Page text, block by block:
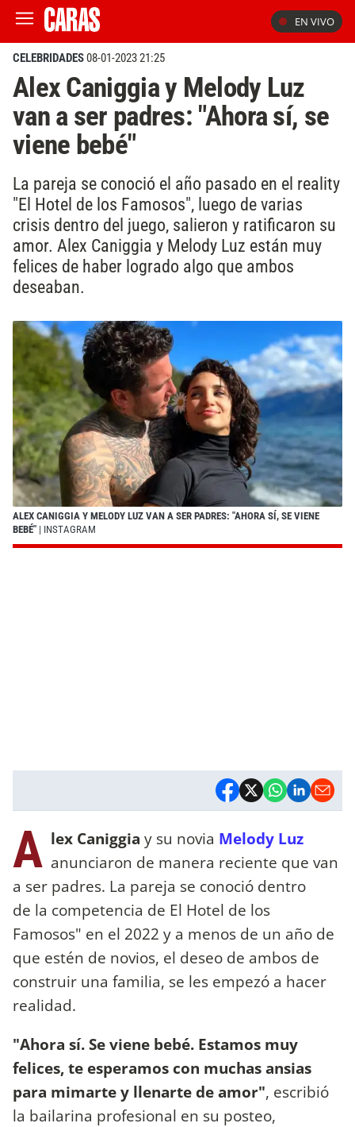
EN VIVO
CELEBRIDADES08-01-2023 21:25
Alex Caniggia y Melody Luz
van a ser padres: "Ahora sí, se
viene bebé"
La pareja se conoció el año pasado en el reality
"El Hotel de los Famosos", luego de varias
crisis dentro del juego, salieron y ratificaron su
amor. Alex Caniggia y Melody Luz están muy
felices de haber logrado algo que ambos
deseaban.
ALEX CANIGGIA Y MELODY LUZ VAN A SER PADRES: "AHORA SÍ, SE VIENE
BEBÉ" | INSTAGRAM
A lex Caniggia y su novia Melody Luz
anunciaron de manera reciente que van
a ser padres. La pareja se conoció dentro
de la competencia de El Hotel de los
Famosos" en el 2022 y a menos de un año de
que estén de novios, el deseo de ambos de
construir una familia, se les empezó a hacer
realidad.
"Ahora sí. Se viene bebé. Estamos muy
felices, te esperamos con muchas ansias
para mimarte y llenarte de amor", escribió
la bailarina profesional en su posteo,